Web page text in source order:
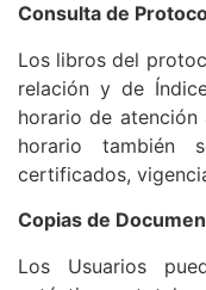
Consulta de
Los libros del
relación y de
horario de atención
horario también
certificados,
Copias de
Los Usuarios